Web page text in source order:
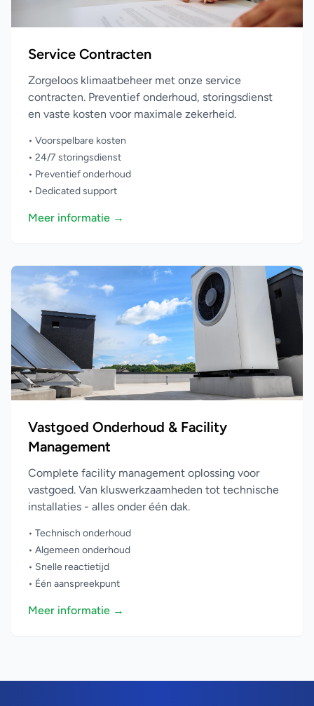
Service Contracten
Zorgeloos klimaatbeheer met onze service
contracten. Preventief onderhoud, storingsdienst
en vaste kosten voor maximale zekerheid.
• Voorspelbare kosten
• 24/7 storingsdienst
• Preventief onderhoud
• Dedicated support
Meer informatie →
Vastgoed Onderhoud & Facility
Management
Complete facility management oplossing voor
vastgoed. Van kluswerkzaamheden tot technische
installaties - alles onder één dak.
• Technisch onderhoud
• Algemeen onderhoud
• Snelle reactietijd
• Één aanspreekpunt
Meer informatie →